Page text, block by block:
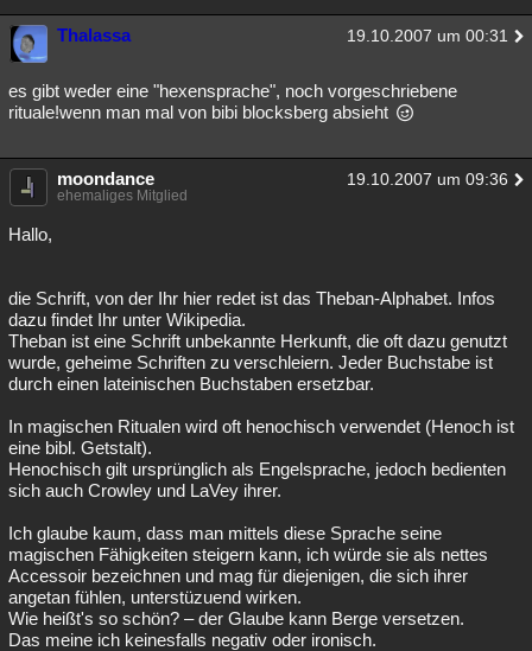
Thalassa 19.10.2007 um 00:31
es gibt weder eine "hexensprache", noch vorgeschriebene
rituale!wenn man mal von bibi blocksberg absieht
moondance 19.10.2007 um 09:36
ehemaliges Mitglied
Hallo,
die Schrift, von der Ihr hier redet ist das Theban-Alphabet. Infos
dazu findet Ihr unter Wikipedia.
Theban ist eine Schrift unbekannte Herkunft, die oft dazu genutzt
wurde, geheime Schriften zu verschleiern. Jeder Buchstabe ist
durch einen lateinischen Buchstaben ersetzbar.
In magischen Ritualen wird oft henochisch verwendet (Henoch ist
eine bibl. Getstalt).
Henochisch gilt ursprünglich als Engelsprache, jedoch bedienten
sich auch Crowley und LaVey ihrer.
Ich glaube kaum, dass man mittels diese Sprache seine
magischen Fähigkeiten steigern kann, ich würde sie als nettes
Accessoir bezeichnen und mag für diejenigen, die sich ihrer
angetan fühlen, unterstüzuend wirken.
Wie heißt's so schön? – der Glaube kann Berge versetzen.
Das meine ich keinesfalls negativ oder ironisch.